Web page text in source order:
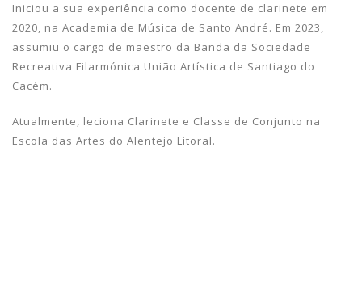
Iniciou a sua experiência como docente de clarinete em
2020, na Academia de Música de Santo André. Em 2023,
assumiu o cargo de maestro da Banda da Sociedade
Recreativa Filarmónica União Artística de Santiago do
Cacém.
Atualmente, leciona Clarinete e Classe de Conjunto na
Escola das Artes do Alentejo Litoral.